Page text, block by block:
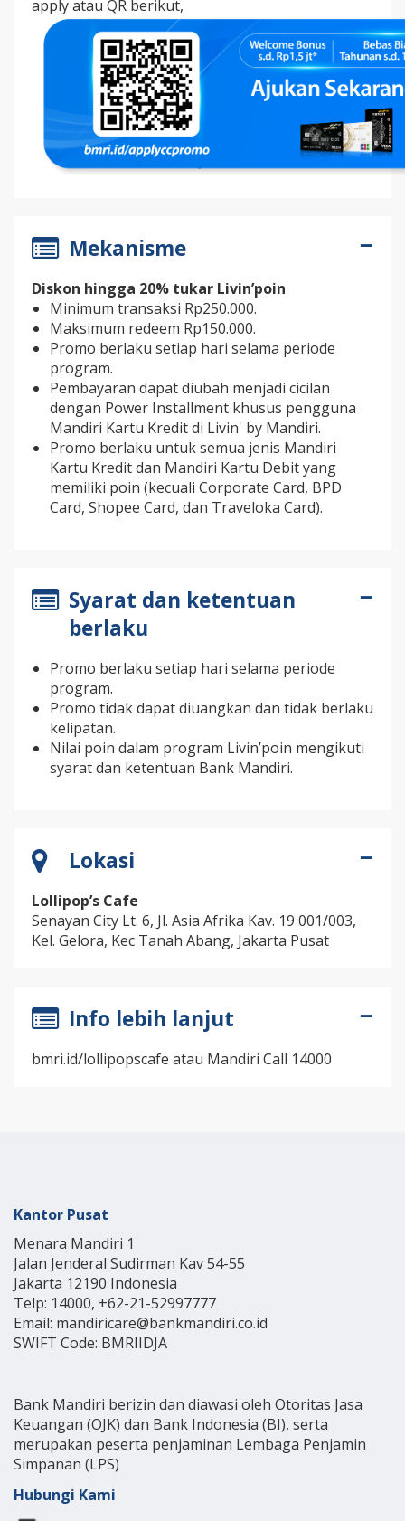
apply atau QR berikut,
Mekanisme
Diskon hingga 20% tukar Livin’poin
Minimum transaksi Rp250.000.
Maksimum redeem Rp150.000.
Promo berlaku setiap hari selama periode
program.
Pembayaran dapat diubah menjadi cicilan
dengan Power Installment khusus pengguna
Mandiri Kartu Kredit di Livin' by Mandiri.
Promo berlaku untuk semua jenis Mandiri
Kartu Kredit dan Mandiri Kartu Debit yang
memiliki poin (kecuali Corporate Card, BPD
Card, Shopee Card, dan Traveloka Card).
Syarat dan ketentuan
berlaku
Promo berlaku setiap hari selama periode
program.
Promo tidak dapat diuangkan dan tidak berlaku
kelipatan.
Nilai poin dalam program Livin’poin mengikuti
syarat dan ketentuan Bank Mandiri.
Lokasi
Lollipop’s Cafe
Senayan City Lt. 6, Jl. Asia Afrika Kav. 19 001/003,
Kel. Gelora, Kec Tanah Abang, Jakarta Pusat
Info lebih lanjut
bmri.id/lollipopscafe atau Mandiri Call 14000
Kantor Pusat
Menara Mandiri 1
Jalan Jenderal Sudirman Kav 54-55
Jakarta 12190 Indonesia
Telp: 14000, +62-21-52997777
Email: mandiricare@bankmandiri.co.id
SWIFT Code: BMRIIDJA
Bank Mandiri berizin dan diawasi oleh Otoritas Jasa
Keuangan (OJK) dan Bank Indonesia (BI), serta
merupakan peserta penjaminan Lembaga Penjamin
Simpanan (LPS)
Hubungi Kami